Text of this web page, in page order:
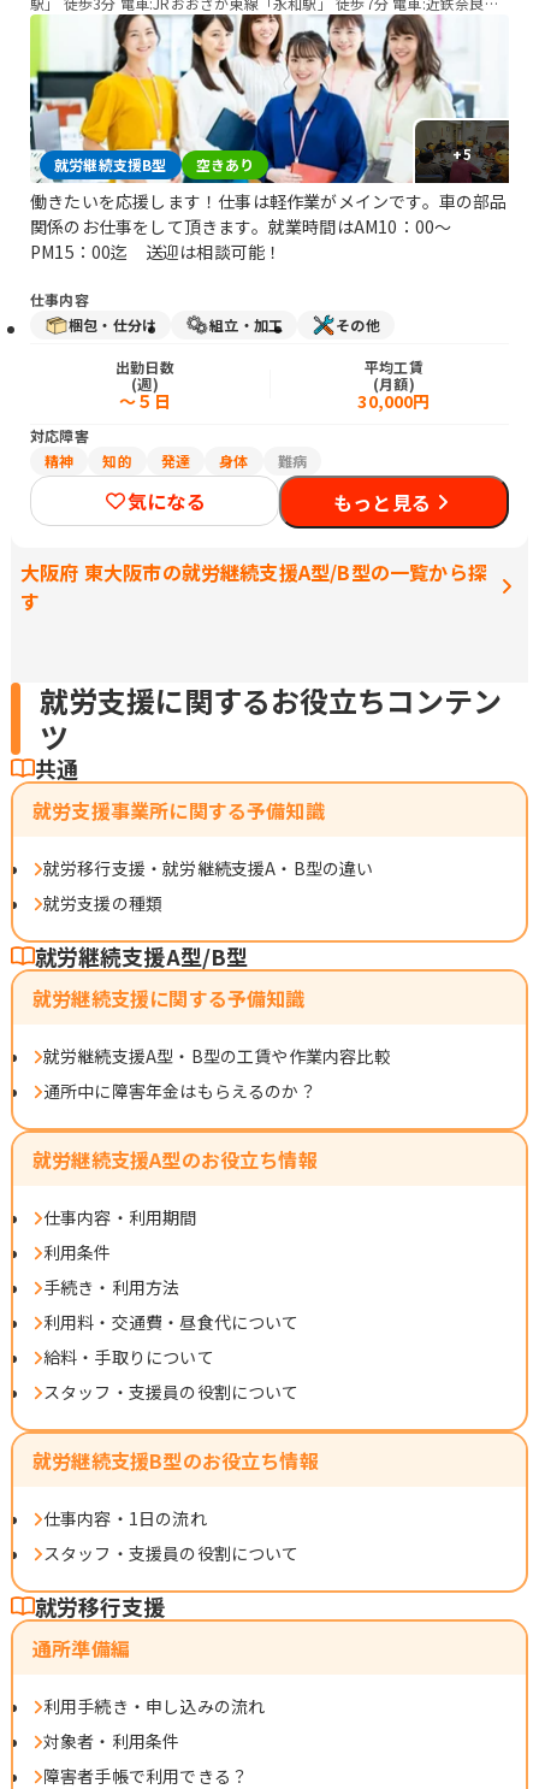
「永和駅」 徒歩7分
+5
就労継続支援B型 空きあり
働きたいを応援します！仕事は軽作業がメインです。車の部品
関係のお仕事をして頂きます。就業時間はAM10：00～
PM15：00迄 送迎は相談可能！
仕事内容
梱包・仕分け
組立・加工 その他
出勤日数
(週)
～５日
平均工賃
(月額)
30,000円
対応障害
精神
知的 発達 身体 難病
気になる もっと見る
大阪府 東大阪市の就労継続支援A型/B型の一覧から探
す
就労支援に関するお役立ちコンテン
ツ
共通
就労支援事業所に関する予備知識
就労移行支援・就労継続支援A・B型の違い
就労支援の種類
就労継続支援A型/B型
就労継続支援に関する予備知識
就労継続支援A型・B型の工賃や作業内容比較
通所中に障害年金はもらえるのか？
就労継続支援A型のお役立ち情報
仕事内容・利用期間
利用条件
手続き・利用方法
利用料・交通費・昼食代について
給料・手取りについて
スタッフ・支援員の役割について
就労継続支援B型のお役立ち情報
仕事内容・1日の流れ
スタッフ・支援員の役割について
就労移行支援
通所準備編
利用手続き・申し込みの流れ
対象者・利用条件
障害者手帳で利用できる？